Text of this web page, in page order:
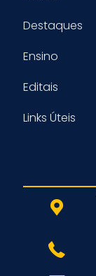
Destaques
Ensino
Editais
Links Úteis